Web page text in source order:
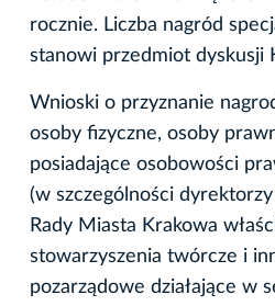
rocznie. Liczba nagród
stanowi przedmiot dyskusji
Wnioski o przyznanie
osoby fizyczne, osoby
posiadające osobowości
(w szczególności
Rady Miasta Krakowa
stowarzyszenia twórcze i
pozarządowe działające w